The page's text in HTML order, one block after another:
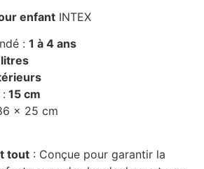
enfant INTEX
: 1 à 4 ans
15 cm
x 25 cm
tout : Conçue pour garantir la